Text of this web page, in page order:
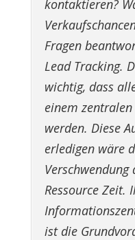
kontaktieren?
Fragen
Lead Tracking.
wichtig, dass
einem
werden. Diese
erledigen wäre
Ressource Zeit.
ist die